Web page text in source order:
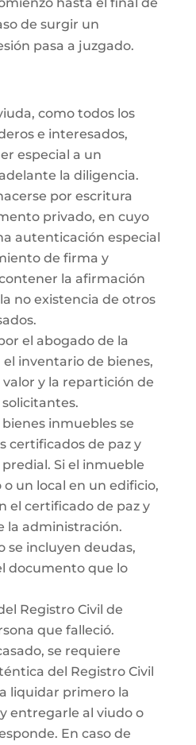
de surgir un
pasa a juzgado.
como todos los
e interesados,
especial a un
la diligencia.
por escritura
privado, en cuyo
autenticación especial
de firma y
la afirmación
no existencia de otros
el abogado de la
inventario de bienes,
y la repartición de
inmuebles se
certificados de paz y
Si el inmueble
un local en un edificio,
el certificado de paz y
la administración.
se incluyen deudas,
documento que lo
Registro Civil de
que falleció.
se requiere
del Registro Civil
liquidar primero la
entregarle al viudo o
En caso de